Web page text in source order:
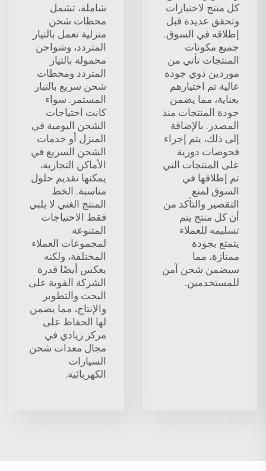
كل منتج لاختبارات
وتحقق عديدة قبل
إطلاقه في السوق.
جميع مكونات
المنتجات تأتي من
موردين ذوي جودة
عالية تم اختيارهم
بعناية، مما يضمن
جودة المنتجات منذ
المصدر. بالإضافة
إلى ذلك، يتم إجراء
فحوصات دورية
على المنتجات التي
تم إطلاقها في
السوق لمنع
التقصير والتأكد من
أن كل منتج يتم
تسليمه للعملاء
يتمتع بجودة
ممتازة، مما
سيضمن شحن آمن
للمستخدمين.
شاملة، تشمل
محطات شحن
منزلية تعمل بالتيار
المتردد، وشواحن
محمولة بالتيار
المتردد ومحطات
شحن سريع بالتيار
المستمر. سواء
كانت احتياجات
الشحن اليومية في
المنزل أو خدمات
الشحن السريع في
الأماكن التجارية،
يمكنها تقديم حلول
مناسبة. الخط
المنتج الغني لا يلبي
فقط الاحتياجات
المتنوعة
لمجموعات العملاء
المختلفة، ولكنه
يعكس أيضًا قدرة
الشركة القوية على
البحث والتطوير
والإنتاج، مما يضمن
لها الحفاظ على
مركز ريادي في
مجال معدات شحن
السيارات
الكهربائية.